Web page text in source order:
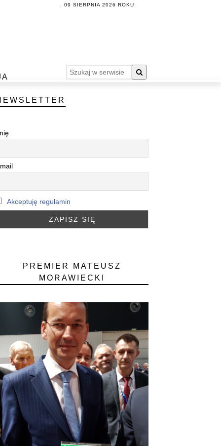
, 09 SIERPNIA 2026 ROKU.
Akceptuję regulamin
PREMIER MATEUSZ
MORAWIECKI